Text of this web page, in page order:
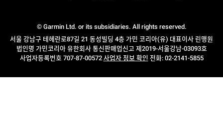
© Garmin Ltd. or its subsidiaries. All rights reserved.
서울 강남구 테헤란로87길 21 동성빌딩 4층 가민 코리아(유) 대표이사 린맹원
법인명 가민코리아 유한회사 통신판매업신고 제2019-서울강남-03093호
사업자등록번호 707-87-00572 사업자 정보 확인 전화: 02-2141-5855